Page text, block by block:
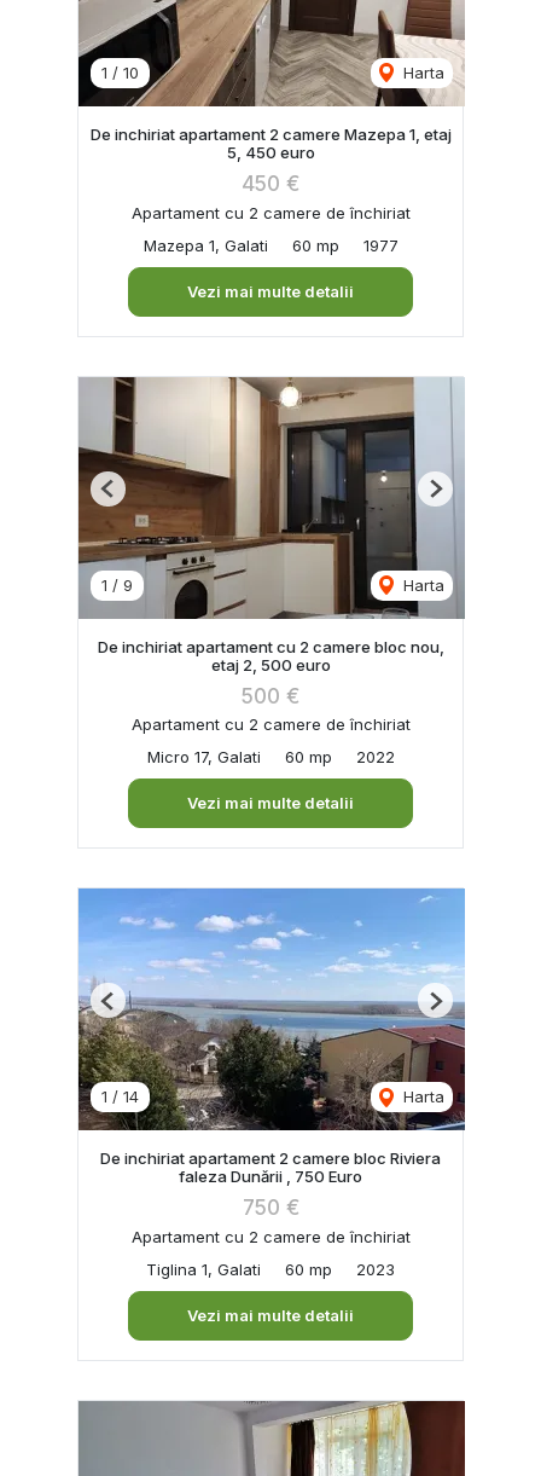
1 / 10 Harta
De inchiriat apartament 2 camere Mazepa 1, etaj
5, 450 euro
450 €
Apartament cu 2 camere de închiriat
Mazepa 1, Galati
60 mp 1977
Vezi mai multe detalii
1 / 9 Harta
Previous Next
De inchiriat apartament cu 2 camere bloc nou,
etaj 2, 500 euro
500 €
Apartament cu 2 camere de închiriat
Micro 17, Galati
60 mp 2022
Vezi mai multe detalii
1 / 14 Harta
Previous Next
De inchiriat apartament 2 camere bloc Riviera
faleza Dunării , 750 Euro
750 €
Apartament cu 2 camere de închiriat
Tiglina 1, Galati
60 mp 2023
Vezi mai multe detalii